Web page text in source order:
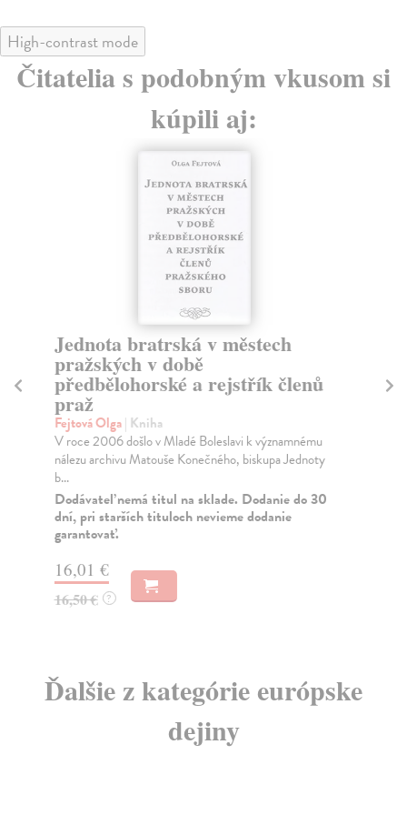
High-contrast mode
Čitatelia s podobným vkusom si
kúpili aj:
S Moskvou za zády
Šmejkal Pavel| Kniha
Kniha čtenářům přibližuje místa, která jsou spojena s
činností lidí, již se v době druhé světové vál...
Na sklade ?
54,71 €
56,40 €
Ďalšie z kategórie európske
dejiny